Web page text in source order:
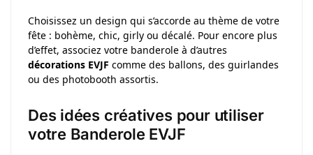
Choisissez un design qui s’accorde au thème de votre
fête : bohème, chic, girly ou décalé. Pour encore plus
d’effet, associez votre banderole à d’autres
décorations EVJF comme des ballons, des guirlandes
ou des photobooth assortis.
Des idées créatives pour utiliser
votre Banderole EVJF